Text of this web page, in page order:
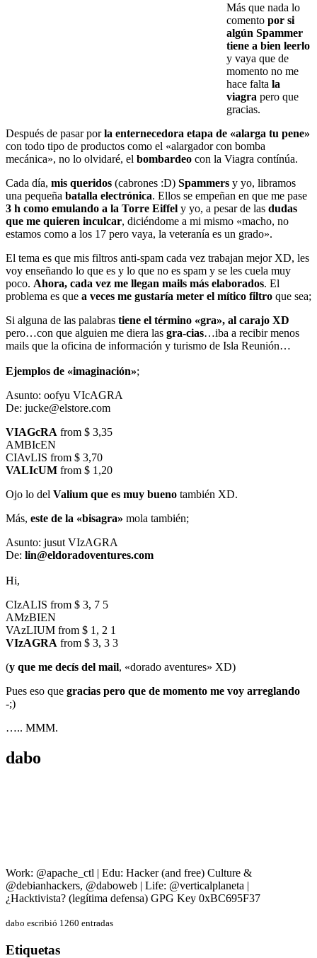
Más que nada lo
comento por si
algún Spammer
tiene a bien leerlo
y vaya que de
momento no me
hace falta la
viagra pero que
gracias.
Después de pasar porla enternecedora etapa de «alarga tu pene»
con todo tipo de productos como el «alargador con bomba
mecánica», no lo olvidaré, el bombardeo con la Viagra contínúa.
Cada día, mis queridos (cabrones :D) Spammers y yo, libramos
una pequeña batalla electrónica. Ellos se empeñan en que me pase
3 h como emulando a la Torre Eiffel y yo, a pesar de las dudas
que me quieren inculcar, diciéndome a mi mismo «macho, no
estamos como a los 17 pero vaya, la veteranía es un grado».
El tema es que mis filtros anti-spam cada vez trabajan mejor XD, les
voy enseñando lo que es y lo que no es spam y se les cuela muy
poco. Ahora, cada vez me llegan mails más elaborados. El
problema es que a veces me gustaría meter el mítico filtro que sea;
Si alguna de las palabras tiene el término «gra», al carajo XD
pero…con que alguien me diera las gra-cias…iba a recibir menos
mails que la oficina de información y turismo de Isla Reunión…
Ejemplos de «imaginación»;
Asunto: oofyu VIcAGRA
De: jucke@elstore.com
VIAGcRA from $ 3,35
AMBIcEN
CIAvLIS from $ 3,70
VALIcUM from $ 1,20
Ojo lo del Valium que es muy bueno también XD.
Más, este de la «bisagra» mola también;
Asunto: jusut VIzAGRA
De: lin@eldoradoventures.com
Hi,
CIzALIS from $ 3, 7 5
AMzBIEN
VAzLIUM from $ 1, 2 1
VIzAGRA from $ 3, 3 3
(y que me decís del mail, «dorado aventures» XD)
Pues eso que gracias pero que de momento me voy arreglando
-;)
….. MMM.
dabo
Work: @apache_ctl | Edu: Hacker (and free) Culture &
@debianhackers, @daboweb | Life: @verticalplaneta |
¿Hacktivista? (legítima defensa) GPG Key 0xBC695F37
dabo escribió 1260 entradas
Etiquetas